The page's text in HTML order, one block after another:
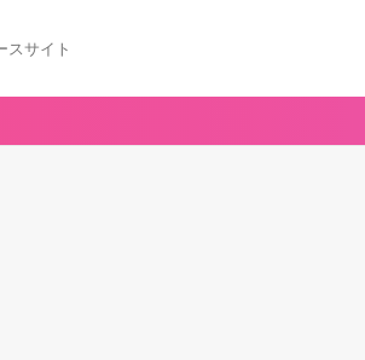
スサイト